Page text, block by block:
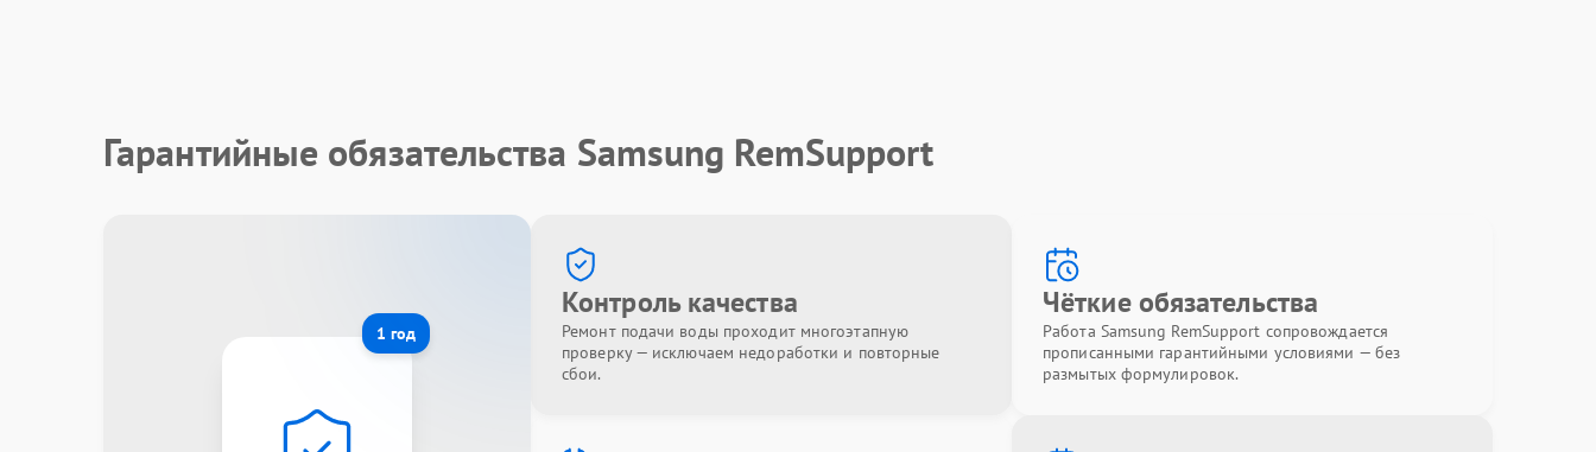
Гарантийные обязательства Samsung RemSupport
1 год
Контроль качества
Ремонт подачи воды проходит многоэтапную
проверку — исключаем недоработки и повторные
сбои.
Чёткие обязательства
Работа Samsung RemSupport сопровождается
прописанными гарантийными условиями — без
размытых формулировок.